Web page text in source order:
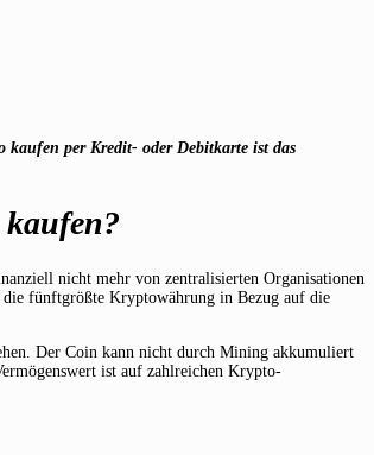
per Kredit- oder Debitkarte ist das
nicht mehr von zentralisierten Organisationen
die fünftgrößte Kryptowährung in Bezug auf die
Der Coin kann nicht durch Mining akkumuliert
ist auf zahlreichen Krypto-